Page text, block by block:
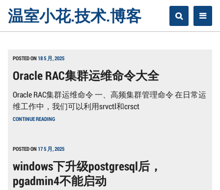
温室小花.技术.博客
POSTED ON 18 5 月, 2025
Oracle RAC集群运维命令大全
Oracle RAC集群运维命令 一、高频集群管理命令 在日常运
维工作中，我们可以利用srvctl和crsct
CONTINUE READING
RAC
运
命
大
全
POSTED ON 17 5 月, 2025
windows下升级postgresql后，
pgadmin4不能启动